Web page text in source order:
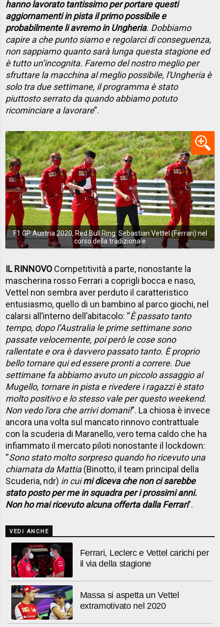
hanno lavorato tantissimo per portare questi
aggiornamenti in pista il primo possibile e
probabilmente li avremo in Ungheria. Dobbiamo
capire a che punto siamo e regolarci di conseguenza,
non sappiamo quanto sarà lunga questa stagione ed
è tutto un’incognita. Faremo del nostro meglio per
sfruttare la macchina al meglio possibile, l'Ungheria è
solo tra due settimane, il programma è stato
piuttosto serrato da quando abbiamo potuto
ricominciare a lavorare”.
F1 GP Austria 2020, Red Bull Ring: Sebastian Vettel (Ferrari) nel
corso della tradizionale
IL RINNOVO Competitività a parte, nonostante la
mascherina rosso Ferrari a coprigli bocca e naso,
Vettel non sembra aver perduto il caratteristico
entusiasmo, quello di un bambino al parco giochi, nel
calarsi all’interno dell’abitacolo: “È passato tanto
tempo, dopo l’Australia le prime settimane sono
passate velocemente, poi però le cose sono
rallentate e ora è davvero passato tanto. È proprio
bello tornare qui ed essere pronti a correre. Due
settimane fa abbiamo avuto un piccolo assaggio al
Mugello, tornare in pista e rivedere i ragazzi è stato
molto positivo e lo stesso vale per questo weekend.
Non vedo l'ora che arrivi domani!”. La chiosa è invece
ancora una volta sul mancato rinnovo contrattuale
con la scuderia di Maranello, vero tema caldo che ha
infiammato il mercato piloti nonostante il lockdown:
“Sono stato molto sorpreso quando ho ricevuto una
chiamata da Mattia(Binotto, il team principal della
Scuderia, ndr) in cuimi diceva che non ci sarebbe
stato posto per me in squadra per i prossimi anni.
Non ho mai ricevuto alcuna offerta dalla Ferrari”.
VEDI ANCHE
Ferrari, Leclerc e Vettel carichi per
il via della stagione
Massa si aspetta un Vettel
extramotivato nel 2020